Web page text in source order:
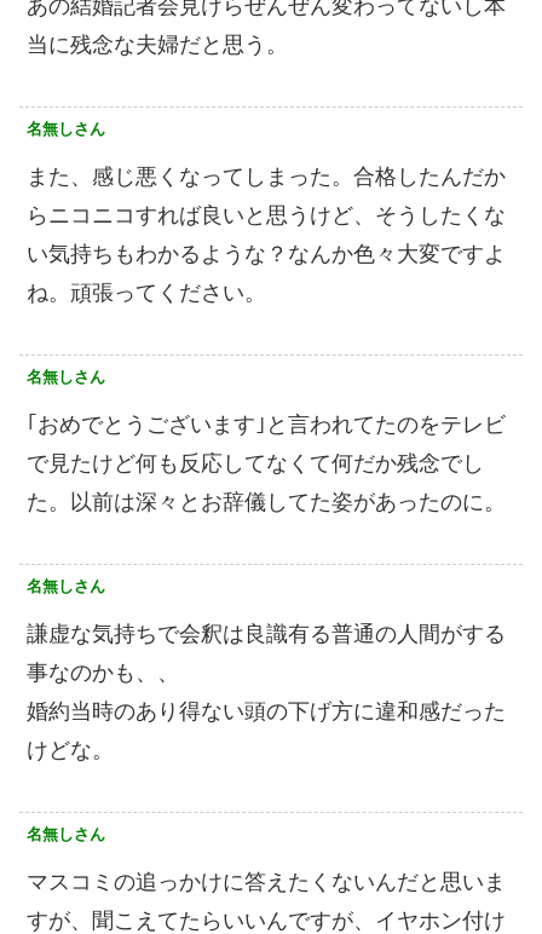
あの結婚記者会見けらぜんぜん変わってないし本
当に残念な夫婦だと思う。
名無しさん
また、感じ悪くなってしまった。合格したんだか
らニコニコすれば良いと思うけど、そうしたくな
い気持ちもわかるような？なんか色々大変ですよ
ね。頑張ってください。
名無しさん
｢おめでとうございます｣と言われてたのをテレビ
で見たけど何も反応してなくて何だか残念でし
た。以前は深々とお辞儀してた姿があったのに。
名無しさん
謙虚な気持ちで会釈は良識有る普通の人間がする
事なのかも、、
婚約当時のあり得ない頭の下げ方に違和感だった
けどな。
名無しさん
マスコミの追っかけに答えたくないんだと思いま
すが、聞こえてたらいいんですが、イヤホン付け